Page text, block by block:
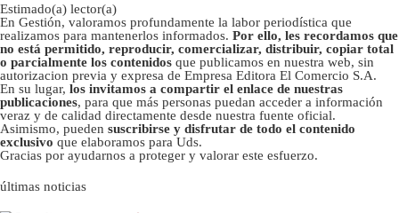
Estimado(a) lector(a)
En Gestión, valoramos profundamente la labor periodística que
realizamos para mantenerlos informados. Por ello, les recordamos que
no está permitido, reproducir, comercializar, distribuir, copiar total
o parcialmente los contenidos que publicamos en nuestra web, sin
autorizacion previa y expresa de Empresa Editora El Comercio S.A.
En su lugar, los invitamos a compartir el enlace de nuestras
publicaciones, para que más personas puedan acceder a información
veraz y de calidad directamente desde nuestra fuente oficial.
Asimismo, pueden suscribirse y disfrutar de todo el contenido
exclusivo que elaboramos para Uds.
Gracias por ayudarnos a proteger y valorar este esfuerzo.
últimas noticias